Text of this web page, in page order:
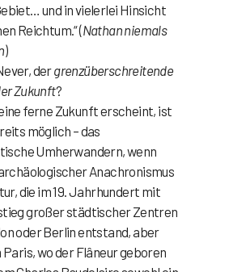
und in vielerlei Hinsicht
Reichtum.“ (Nathan niemals
)
dergrenzüberschreitende
Zukunft?
ferne Zukunft erscheint, ist
möglich – das
Umherwandern, wenn
Anachronismus
die im 19. Jahrhundert mit
großer städtischer Zentren
oder Berlin entstand, aber
wo der Flâneur geboren